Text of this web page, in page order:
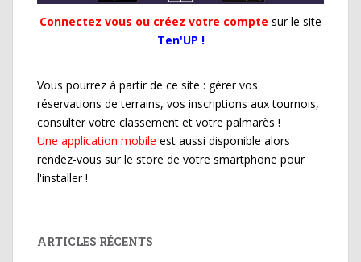
Connectez vous ou créez votre compte sur le site
Ten'UP !
Vous pourrez à partir de ce site : gérer vos
réservations de terrains, vos inscriptions aux tournois,
consulter votre classement et votre palmarès !
Une application mobile est aussi disponible alors
rendez-vous sur le store de votre smartphone pour
l'installer !
ARTICLES RÉCENTS